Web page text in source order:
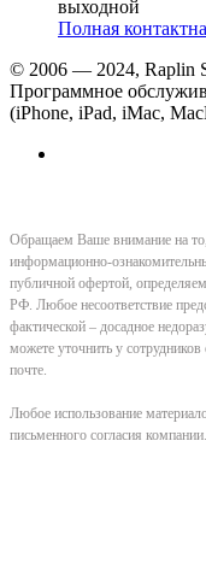
выходной
Полная
© 2006 — 2024, Raplin
Программное
(iPhone, iPad, iMac,
Обращаем Ваше внимание на
информационно-
публичной офертой,
РФ. Любое несоответствие
фактической – досадное
можете уточнить у
почте.
Любое использование
письменного согласия компании.